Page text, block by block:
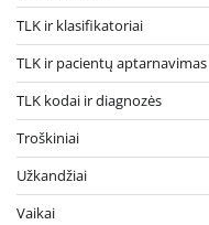
TLK ir klasifikatoriai
TLK ir pacientų aptarnavimas
TLK kodai ir diagnozės
Troškiniai
Užkandžiai
Vaikai